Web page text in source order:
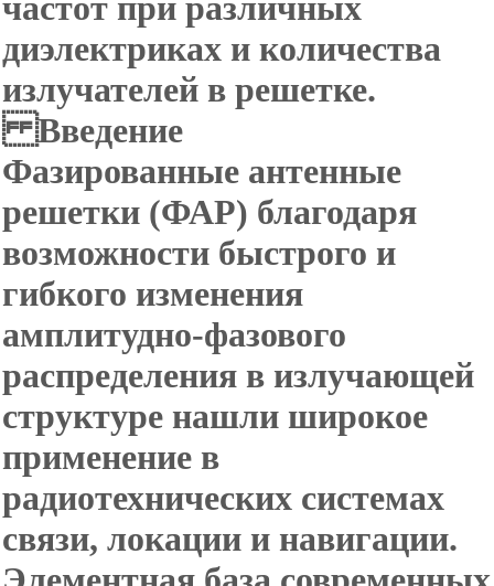
диэлектриках и количества
излучателей в решетке.
Введение
Фазированные антенные
решетки (ФАР) благодаря
возможности быстрого и
гибкого изменения
амплитудно-фазового
распределения в излучающей
структуре нашли широкое
применение в
радиотехнических системах
связи, локации и навигации.